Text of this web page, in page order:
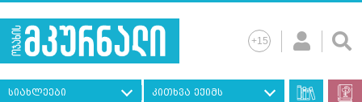
სიახლეები კითხვა ექიმს